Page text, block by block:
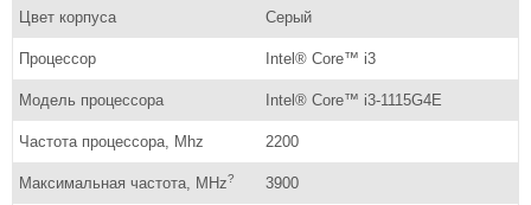
Цвет корпуса Серый
Процессор Intel® Core™ i3
Модель процессора Intel® Core™ i3-1115G4E
Частота процессора, Mhz 2200
Максимальная частота, MHz? 3900